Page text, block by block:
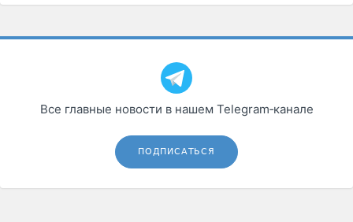
Все главные новости в нашем Telegram‑канале
ПОДПИСАТЬСЯ